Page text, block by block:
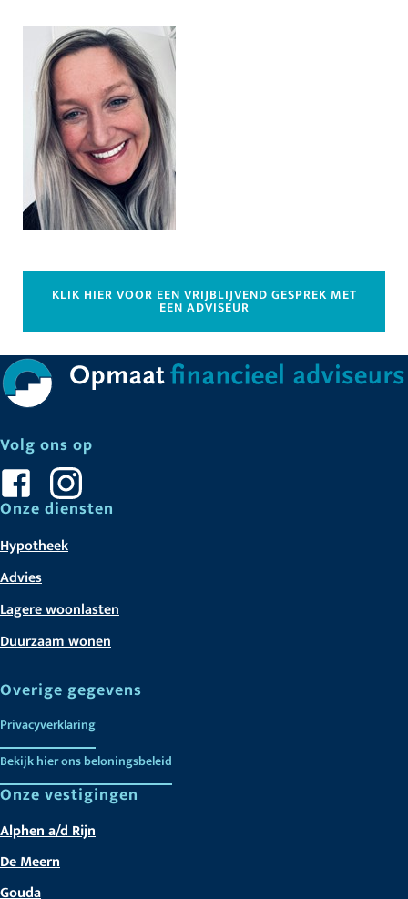
KLIK HIER VOOR EEN VRIJBLIJVEND GESPREK MET
EEN ADVISEUR
Volg ons op
Onze diensten
Hypotheek
Advies
Lagere woonlasten
Duurzaam wonen
Overige gegevens
Privacyverklaring
Bekijk hier ons beloningsbeleid
Onze vestigingen
Alphen a/d Rijn
De Meern
Gouda